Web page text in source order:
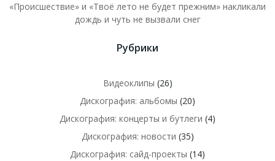
«Происшествие» и «Твоё лето не будет прежним» накликали
дождь и чуть не вызвали снег
Рубрики
Видеоклипы (26)
Дискография: альбомы (20)
Дискография: концерты и бутлеги (4)
Дискография: новости (35)
Дискография: сайд-проекты (14)